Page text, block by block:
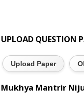
UPLOAD QUESTION
Upload Paper
Mukhya Mantrir